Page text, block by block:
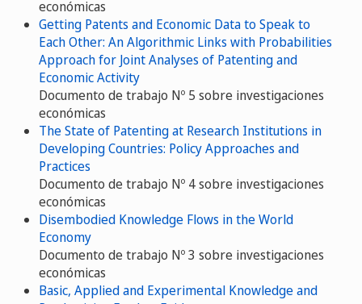
económicas
Getting Patents and Economic Data to Speak to
Each Other: An Algorithmic Links with Probabilities
Approach for Joint Analyses of Patenting and
Economic Activity
Documento de trabajo Nº 5 sobre investigaciones
económicas
The State of Patenting at Research Institutions in
Developing Countries: Policy Approaches and
Practices
Documento de trabajo Nº 4 sobre investigaciones
económicas
Disembodied Knowledge Flows in the World
Economy
Documento de trabajo Nº 3 sobre investigaciones
económicas
Basic, Applied and Experimental Knowledge and